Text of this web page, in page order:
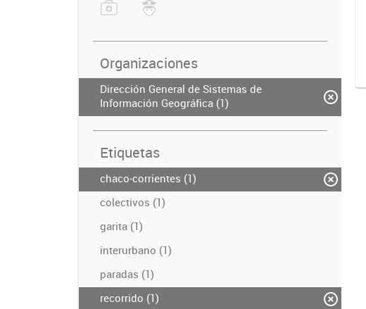
Organizaciones
Dirección General de Sistemas de
Información Geográfica (1)
Etiquetas
chaco-corrientes (1)
colectivos (1)
garita (1)
interurbano (1)
paradas (1)
recorrido (1)